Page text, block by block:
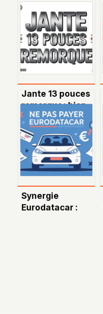
Jante 13 pouces
remorque : bien
choisir et
entretenir ses
roues de
remorque
Synergie
Eurodatacar :